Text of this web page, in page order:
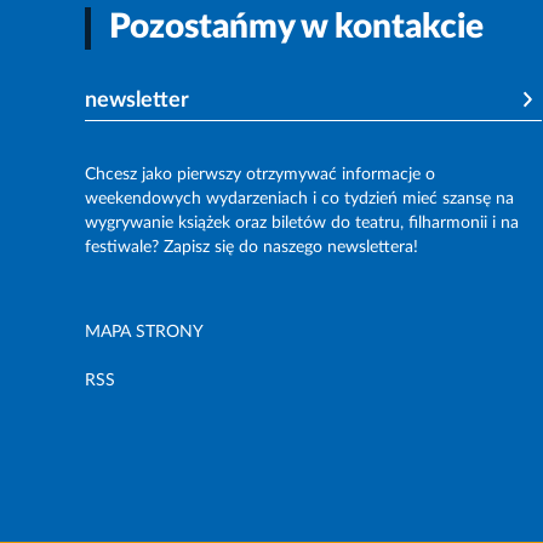
Pozostańmy w kontakcie
newsletter
Chcesz jako pierwszy otrzymywać informacje o
weekendowych wydarzeniach i co tydzień mieć szansę na
wygrywanie książek oraz biletów do teatru, filharmonii i na
festiwale? Zapisz się do naszego newslettera!
MAPA STRONY
RSS